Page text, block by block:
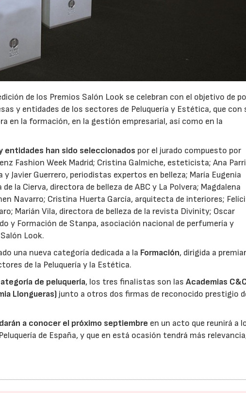
de los Premios Salón Look se celebran con el objetivo de
y entidades de los sectores de Peluquería y Estética, que con
en la formación, en la gestión empresarial, así como en la
entidades han sido seleccionados por el jurado compuesto por
Fashion Week Madrid; Cristina Galmiche, esteticista; Ana
y Javier Guerrero, periodistas expertos en belleza; María Eugenia
la Cierva, directora de belleza de ABC y La Polvera; Magdalena
Navarro; Cristina Huerta García, arquitecta de interiores;
Marián Vila, directora de belleza de la revista Divinity; Oscar
y Formación de Stanpa, asociación nacional de perfumería y
Look.
una nueva categoría dedicada a la Formación, dirigida a
de la Peluquería y la Estética.
de peluquería, los tres finalistas son lasAcademias
Llongueras)junto a otros dos firmas de reconocido prestigio
a conocer el próximo septiembre en un acto que reunirá a
de España, y que en está ocasión tendrá más